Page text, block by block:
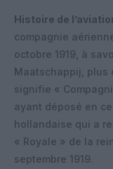
Histoire de
compagnie
octobre 1919, à
Maatschappij, plus
signifie «
ayant déposé en
hollandaise qui a
« Royale » de la
septembre 1919.